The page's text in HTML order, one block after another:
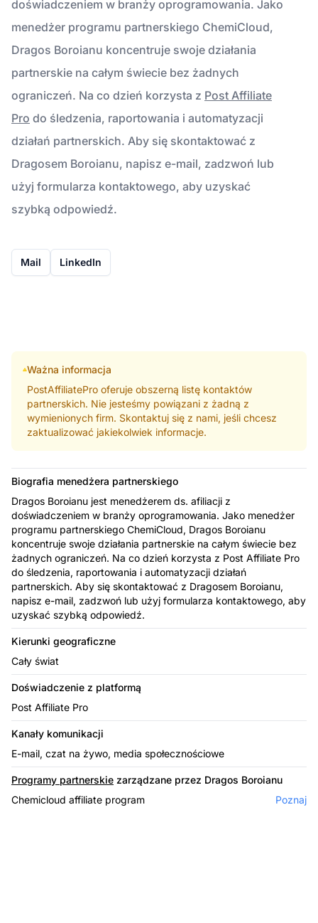
doświadczeniem w branży oprogramowania. Jako
menedżer programu partnerskiego ChemiCloud,
Dragos Boroianu koncentruje swoje działania
partnerskie na całym świecie bez żadnych
ograniczeń. Na co dzień korzysta z Post Affiliate
Pro do śledzenia, raportowania i automatyzacji
działań partnerskich. Aby się skontaktować z
Dragosem Boroianu, napisz e-mail, zadzwoń lub
użyj formularza kontaktowego, aby uzyskać
szybką odpowiedź.
Mail LinkedIn
Ważna informacja
PostAffiliatePro oferuje obszerną listę kontaktów
partnerskich. Nie jesteśmy powiązani z żadną z
wymienionych firm. Skontaktuj się z nami, jeśli chcesz
zaktualizować jakiekolwiek informacje.
Biografia menedżera partnerskiego
Dragos Boroianu jest menedżerem ds. afiliacji z
doświadczeniem w branży oprogramowania. Jako menedżer
programu partnerskiego ChemiCloud, Dragos Boroianu
koncentruje swoje działania partnerskie na całym świecie bez
żadnych ograniczeń. Na co dzień korzysta z Post Affiliate Pro
do śledzenia, raportowania i automatyzacji działań
partnerskich. Aby się skontaktować z Dragosem Boroianu,
napisz e-mail, zadzwoń lub użyj formularza kontaktowego, aby
uzyskać szybką odpowiedź.
Kierunki geograficzne
Cały świat
Doświadczenie z platformą
Post Affiliate Pro
Kanały komunikacji
E-mail, czat na żywo, media społecznościowe
Programy partnerskie zarządzane przez Dragos Boroianu
Chemicloud affiliate program
Poznaj